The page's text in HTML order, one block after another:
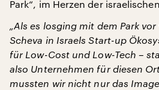
Park“, im Herzen der
„Als es losging mit dem Park
Scheva in Israels Start-up
für Low-Cost und Low-Tech –
also Unternehmen für diesen
mussten wir nicht nur das